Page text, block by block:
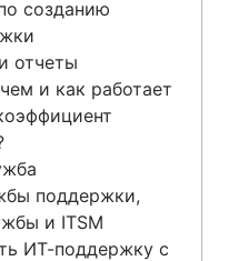
кадровых услуг
знаниями
процессов
с помощью
общения
Management
электронной почте
услуг?
услуг
услуг и
созданию
отчеты
и как работает
поддержки,
и ITSM
ИТ-поддержку с